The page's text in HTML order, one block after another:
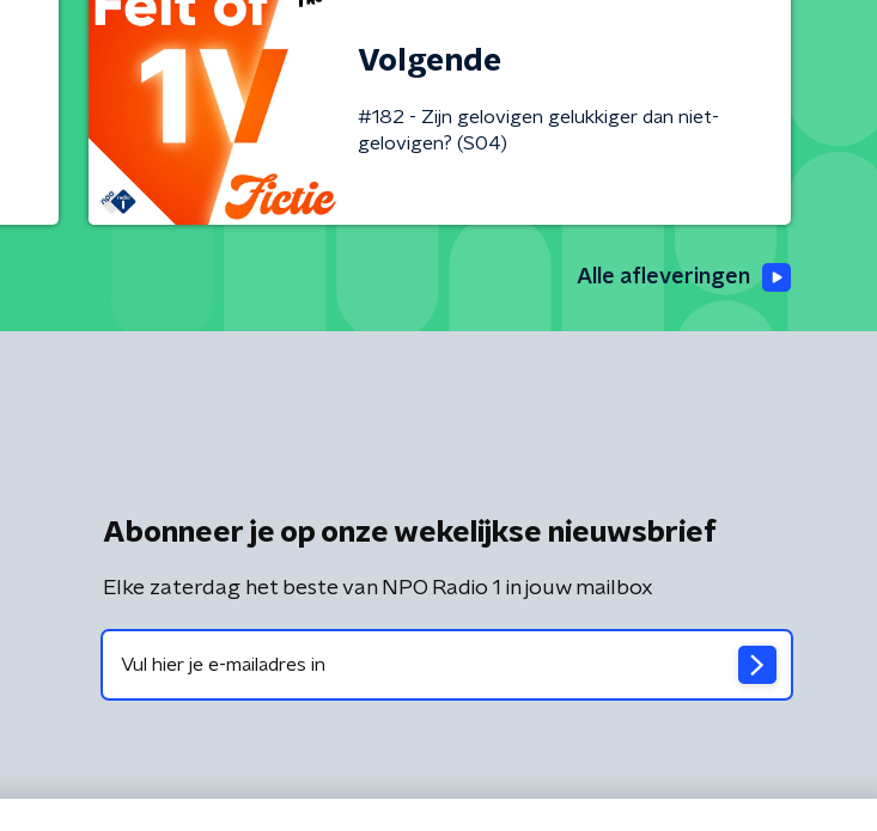
Volgende
#182 - Zijn gelovigen gelukkiger dan niet-
gelovigen? (S04)
Alle afleveringen
Abonneer je op onze wekelijkse nieuwsbrief
Elke zaterdag het beste van NPO Radio 1 in jouw mailbox